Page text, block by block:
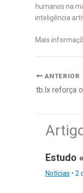
humanos na
inteligência
Mais
ANTERIOR
Estudo
Notícias • 2